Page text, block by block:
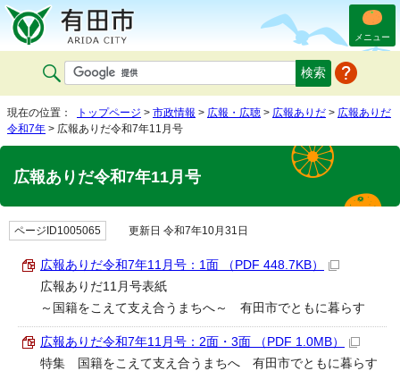
メニュー
現在の位置： トップページ > 市政情報 > 広報・広聴 > 広報ありだ > 広報ありだ
令和7年 > 広報ありだ令和7年11月号
広報ありだ令和7年11月号
ページID1005065 更新日 令和7年10月31日
広報ありだ令和7年11月号：1面 （PDF 448.7KB）
広報ありだ11月号表紙
～国籍をこえて支え合うまちへ～ 有田市でともに暮らす
広報ありだ令和7年11月号：2面・3面 （PDF 1.0MB）
特集 国籍をこえて支え合うまちへ 有田市でともに暮らす